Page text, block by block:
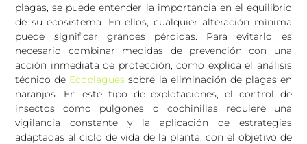
plagas, se puede entender la importancia en el equilibrio
de su ecosistema. En ellos, cualquier alteración mínima
puede significar grandes pérdidas. Para evitarlo es
necesario combinar medidas de prevención con una
acción inmediata de protección, como explica el análisis
técnico de Ecoplagues sobre la eliminación de plagas en
naranjos. En este tipo de explotaciones, el control de
insectos como pulgones o cochinillas requiere una
vigilancia constante y la aplicación de estrategias
adaptadas al ciclo de vida de la planta, con el objetivo de